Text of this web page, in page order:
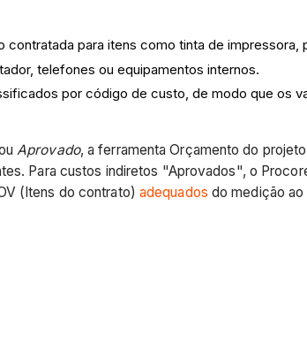
para itens como tinta de
telefones ou equipamentos internos.
por código de custo, de modo que os
Aprovado, a ferramenta Orçamento do
Para custos indiretos "Aprovados", o
(Itens do contrato) adequados do medição